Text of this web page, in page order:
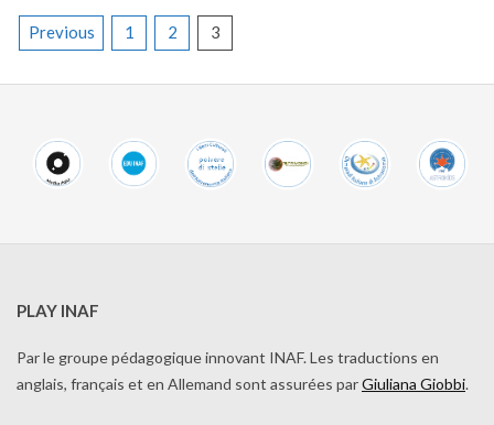
Posts
Previous 1 2 3
PLAY INAF
Par le groupe pédagogique innovant INAF. Les traductions en
anglais, français et en Allemand sont assurées parGiuliana Giobbi.